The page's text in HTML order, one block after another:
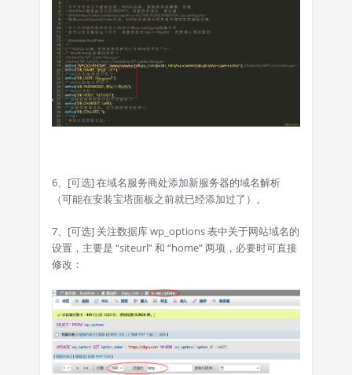
6、[可选] 在域名服务商处添加新服务器的域名解析
（可能在安装宝塔面板之前就已经添加过了）。
7、[可选] 关注数据库 wp_options 表中关于网站域名的
设置，主要是 “siteurl” 和 “home” 两项，必要时可直接
修改：